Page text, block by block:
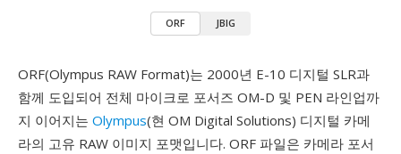
ORF JBIG
ORF(Olympus RAW Format)는 2000년 E-10 디지털 SLR과
함께 도입되어 전체 마이크로 포서즈 OM-D 및 PEN 라인업까
지 이어지는 Olympus(현 OM Digital Solutions) 디지털 카메
라의 고유 RAW 이미지 포맷입니다. ORF 파일은 카메라 포서